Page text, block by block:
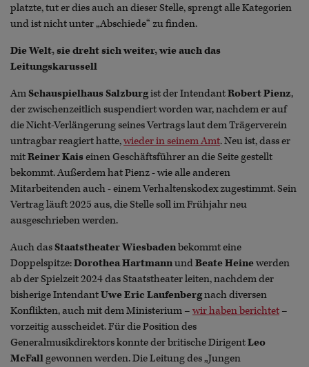
platzte, tut er dies auch an dieser Stelle, sprengt alle Kategorien
und ist nicht unter „Abschiede“ zu finden.
Die Welt, sie dreht sich weiter, wie auch das
Leitungskarussell
AmSchauspielhaus Salzburgist der IntendantRobert Pienz,
der zwischenzeitlich suspendiert worden war, nachdem er auf
die Nicht-Verlängerung seines Vertrags laut dem Trägerverein
untragbar reagiert hatte,wieder in seinem Amt. Neu ist, dass er
mitReiner Kaiseinen Geschäftsführer an die Seite gestellt
bekommt. Außerdem hat Pienz - wie alle anderen
Mitarbeitenden auch - einem Verhaltenskodex zugestimmt. Sein
Vertrag läuft 2025 aus, die Stelle soll im Frühjahr neu
ausgeschrieben werden.
Auch dasStaatstheater Wiesbadenbekommt eine
Doppelspitze:Dorothea HartmannundBeate Heinewerden
ab der Spielzeit 2024 das Staatstheater leiten, nachdem der
bisherige IntendantUwe Eric Laufenbergnach diversen
Konflikten, auch mit dem Ministerium – wir haben berichtet –
vorzeitig ausscheidet. Für die Position des
Generalmusikdirektors konnte der britische DirigentLeo
McFallgewonnen werden. Die Leitung des „Jungen